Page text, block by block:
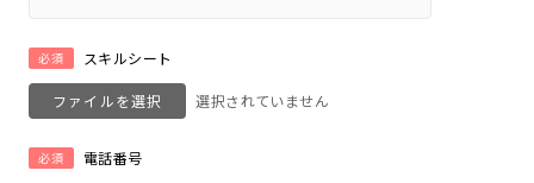
スキルシート
必須
ファイルを選択
電話番号
必須